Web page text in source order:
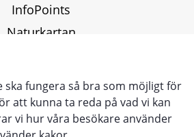
ska fungera så bra som möjligt för
att kunna ta reda på vad vi kan
vi hur våra besökare använder
InfoPoints
Naturkartan
- ENG
Information - DE